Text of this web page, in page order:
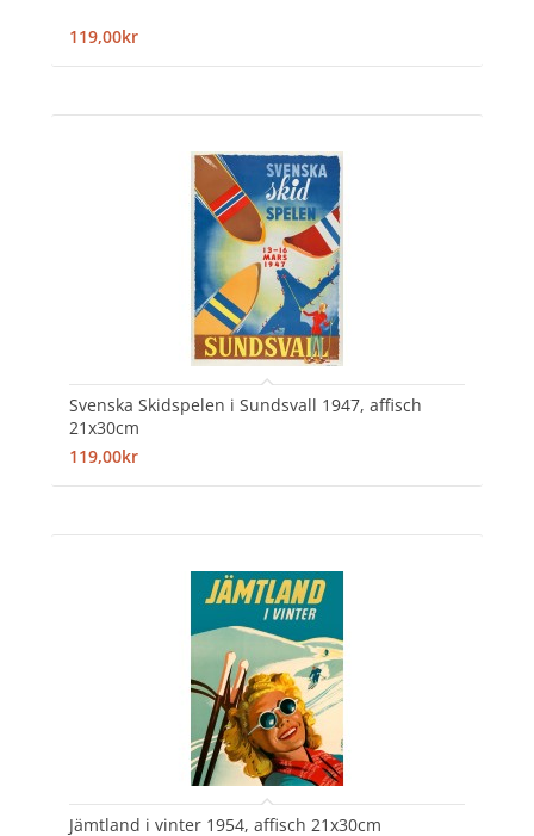
119,00kr
Svenska Skidspelen i Sundsvall 1947, affisch
21x30cm
119,00kr
Jämtland i vinter 1954, affisch 21x30cm